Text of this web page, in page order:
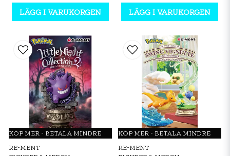
LÄGG I VARUKORGEN LÄGG I VARUKORGEN
KÖP MER - BETALA MINDRE
RE-MENT
KÖP MER - BETALA MINDRE
RE-MENT